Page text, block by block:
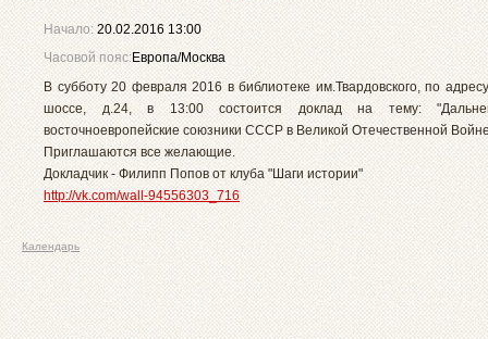
Начало: 20.02.2016 13:00
Часовой пояс:Европа/Москва
В субботу 20 февраля 2016 в библиотеке им.Твардовского, по
шоссе, д.24, в 13:00 состоится доклад на тему:
восточноевропейские союзники СССР в Великой Отечественной
Приглашаются все желающие.
Докладчик - Филипп Попов от клуба "Шаги истории"
http://vk.com/wall-94556303_716
Календарь